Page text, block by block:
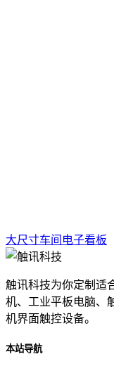
大尺寸车间电子看板
触讯科技为你定制适
机、工业平板电脑、
机界面触控设备。
本站导航